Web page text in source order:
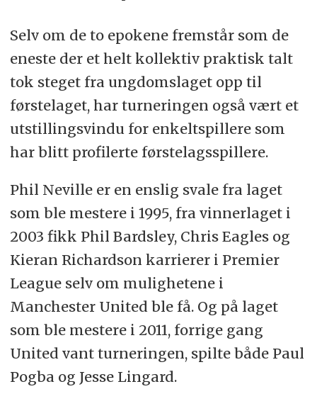
Selv om de to epokene fremstår som de
eneste der et helt kollektiv praktisk talt
tok steget fra ungdomslaget opp til
førstelaget, har turneringen også vært et
utstillingsvindu for enkeltspillere som
har blitt profilerte førstelagsspillere.
Phil Neville er en enslig svale fra laget
som ble mestere i 1995, fra vinnerlaget i
2003 fikk Phil Bardsley, Chris Eagles og
Kieran Richardson karrierer i Premier
League selv om mulighetene i
Manchester United ble få. Og på laget
som ble mestere i 2011, forrige gang
United vant turneringen, spilte både Paul
Pogba og Jesse Lingard.